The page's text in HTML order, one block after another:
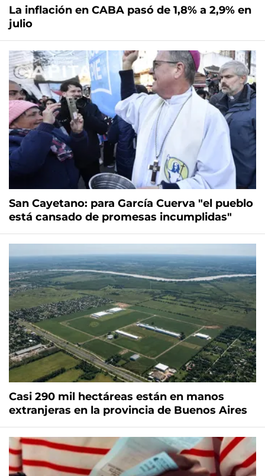
La inflación en CABA pasó de 1,8% a 2,9% en
julio
San Cayetano: para García Cuerva "el pueblo
está cansado de promesas incumplidas"
Casi 290 mil hectáreas están en manos
extranjeras en la provincia de Buenos Aires